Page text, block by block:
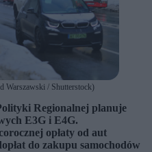
Warszawski / Shutterstock)
Regionalnej planuje
E3G i E4G.
opłaty od aut
do zakupu samochodów